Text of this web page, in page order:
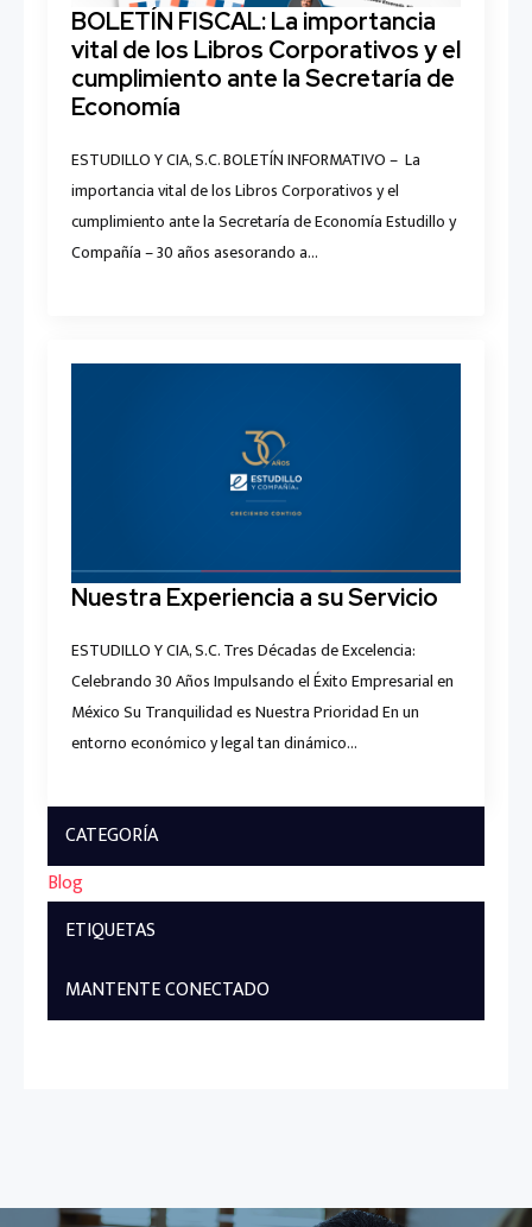
BOLETÍN FISCAL: La importancia
vital de los Libros Corporativos y el
cumplimiento ante la Secretaría de
Economía
ESTUDILLO Y CIA, S.C. BOLETÍN INFORMATIVO – La
importancia vital de los Libros Corporativos y el
cumplimiento ante la Secretaría de Economía Estudillo y
Compañía – 30 años asesorando a…
Nuestra Experiencia a su Servicio
ESTUDILLO Y CIA, S.C. Tres Décadas de Excelencia:
Celebrando 30 Años Impulsando el Éxito Empresarial en
México Su Tranquilidad es Nuestra Prioridad En un
entorno económico y legal tan dinámico…
CATEGORÍA
Blog
ETIQUETAS
MANTENTE CONECTADO